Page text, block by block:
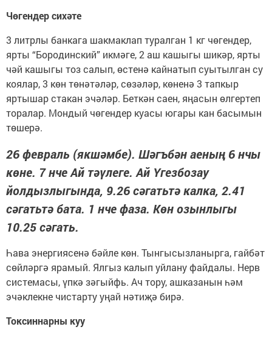
Чөгендер сихәте
3 литрлы банкага шакмаклап туралган 1 кг чөгендер,
ярты “Бородинский” икмәге, 2 аш кашыгы шикәр, ярты
чәй кашыгы тоз салып, өстенә кайнатып суытылган су
коялар, 3 көн төнәтәләр, сөзәләр, көненә 3 тапкыр
яртышар стакан эчәләр. Беткән саен, яңасын өлгертеп
торалар. Мондый чөгендер куасы югары кан басымын
төшерә.
26 февраль (якшәмбе). Шәгъбән аеның 6 нчы
көне. 7 нче Ай тәүлеге. Ай Үгезбозау
йолдызлыгында, 9.26 сәгатьтә калка, 2.41
сәгатьтә бата. 1 нче фаза. Көн озынлыгы
10.25 сәгать.
Һава энергиясенә бәйле көн. Тынгысызланырга, гайбәт
сөйләргә ярамый. Ялгыз калып уйлану файдалы. Нерв
системасы, үпкә зәгыйфь. Ач тору, ашказанын һәм
эчәклекне чистарту уңай нәтиҗә бирә.
Токсиннарны куу